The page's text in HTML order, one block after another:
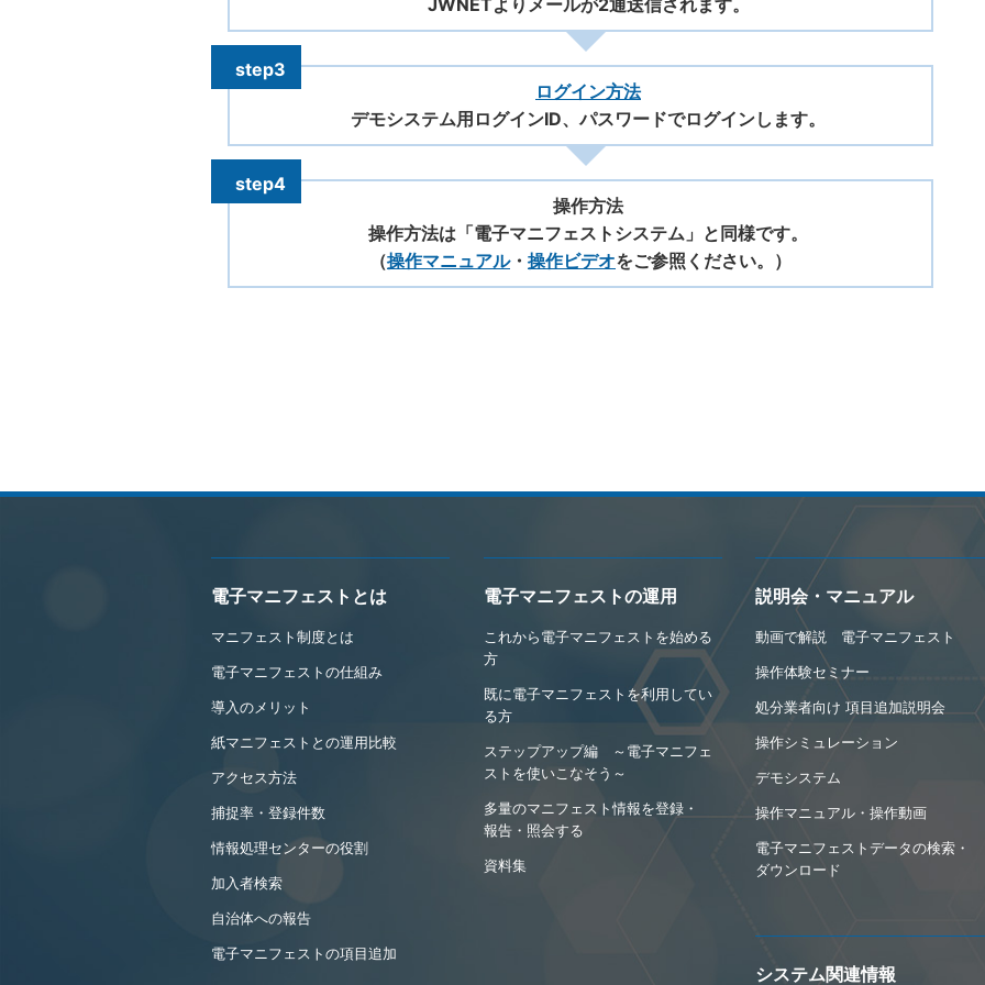
JWNETよりメールが2通送信されます。
ログイン方法
デモシステム用ログインID、パスワードでログインします。
操作方法
操作方法は「電子マニフェストシステム」と同様です。
（操作マニュアル・ 操作ビデオをご参照ください。）
電子マニフェストとは
マニフェスト制度とは
電子マニフェストの仕組み
導入のメリット
紙マニフェストとの運用比較
アクセス方法
捕捉率・登録件数
情報処理センターの役割
加入者検索
自治体への報告
電子マニフェストの項目追加
電子マニフェストの運用
これから電子マニフェストを始める
方
既に電子マニフェストを利用してい
る方
ステップアップ編 ～電子マニフェ
ストを使いこなそう～
多量のマニフェスト情報を登録・
報告・照会する
資料集
説明会・マニュアル
動画で解説 電子マニフェスト
操作体験セミナー
処分業者向け 項目追加説明会
操作シミュレーション
デモシステム
操作マニュアル・操作動画
電子マニフェストデータの検索・
ダウンロード
システム関連情報